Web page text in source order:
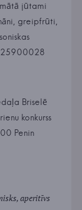
jūtami
greipfrūti,
25900028
Briselē
konkurss
Penin
aperitīvs